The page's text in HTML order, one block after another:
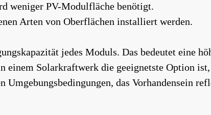
weniger PV-Modulfläche benötigt.
Arten von Oberflächen installiert werden.
jedes Moduls. Das bedeutet eine
Solarkraftwerk die geeignetste Option
das Vorhandensein